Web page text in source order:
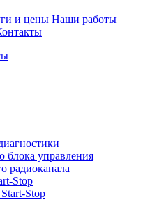
и цены Наши работы
блока управления
радиоканала
Stop
Stop